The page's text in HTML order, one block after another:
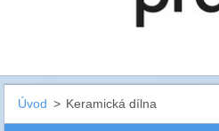
Úvod > Keramická dílna